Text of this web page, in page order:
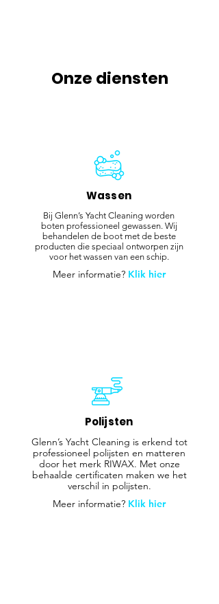
Onze diensten
Wassen
Bij Glenn’s Yacht Cleaning worden
boten professioneel gewassen. Wij
behandelen de boot met de beste
producten die speciaal ontworpen zijn
voor het wassen van een schip.
Meer informatie? Klik hier
Polijsten
Glenn’s Yacht Cleaning is erkend tot
professioneel polijsten en matteren
door het merk RIWAX. Met onze
behaalde certificaten maken we het
verschil in polijsten.
Meer informatie? Klik hier